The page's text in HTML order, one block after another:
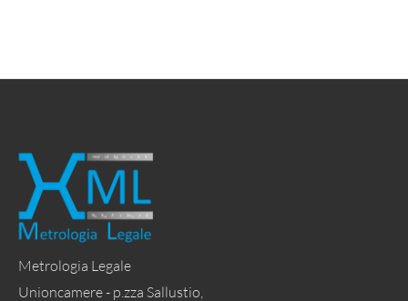
Metrologia Legale
Unioncamere - p.zza Sallustio,